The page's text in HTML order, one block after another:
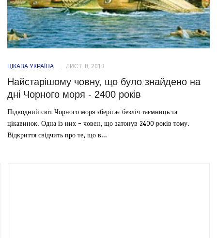
ЦІКАВА УКРАЇНА ЛИСТ. 8, 2013
Найстарішому човну, що було знайдено на
дні Чорного моря - 2400 років
Підводний світ Чорного моря зберігає безліч таємниць та
цікавинок. Одна із них - човен, що затонув 2400 років тому.
Відкриття свідчить про те, що в...